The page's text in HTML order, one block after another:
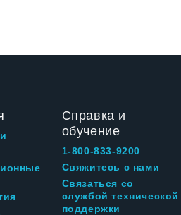
Справка и
обучение
1-800-833-9200
Свяжитесь с нами
Связаться со
службой технической
поддержки